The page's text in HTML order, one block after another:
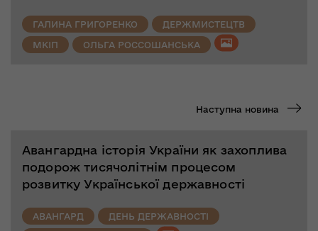
ГАЛИНА ГРИГОРЕНКО ДЕРЖМИСТЕЦТВ
МКІП ОЛЬГА РОССОШАНСЬКА
Наступна новина
Авангардна історія України як захоплива
подорож тисячолітнім процесом
розвитку Української державності
АВАНГАРД ДЕНЬ ДЕРЖАВНОСТІ